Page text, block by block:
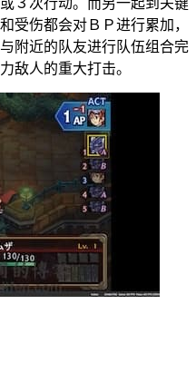
受伤都会对ＢＰ进行累加，
附近的队友进行队伍组合完
敌人的重大打击。